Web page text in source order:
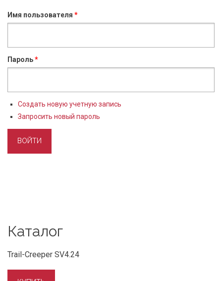
Имя пользователя *
Пароль*
Создать новую учетную запись
Запросить новый пароль
Каталог
Trail-Creeper SV4.24